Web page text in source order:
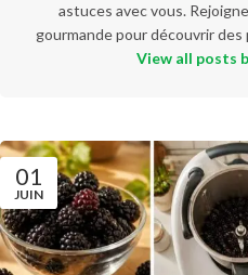
astuces avec vous.
gourmande pour découvrir
View all posts
01
JUIN